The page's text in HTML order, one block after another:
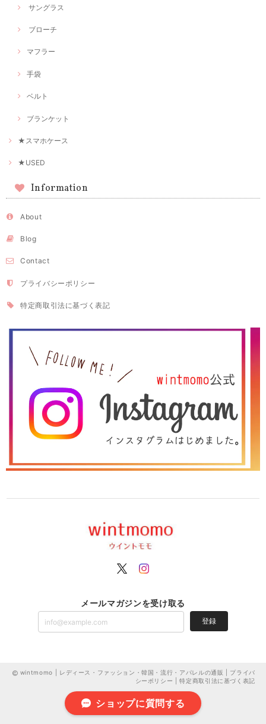
サングラス
ブローチ
マフラー
手袋
ベルト
ブランケット
★スマホケース
★USED
Information
About
Blog
Contact
プライバシーポリシー
特定商取引法に基づく表記
メールマガジンを受け取る
登録
wintmomo | レディース・ファッション・韓国・流行・アパレルの通販 | プライバ
シーポリシー
|特定商取引法に基づく表記
ショップに質問する